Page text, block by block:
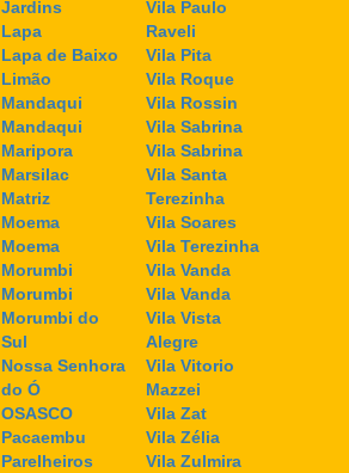
Jardins
Lapa
Lapa de Baixo
Limão
Mandaqui
Mandaqui
Maripora
Marsilac
Matriz
Moema
Moema
Morumbi
Morumbi
Morumbi do
Sul
Nossa Senhora
do Ó
OSASCO
Pacaembu
Parelheiros
Vila Paulo
Raveli
Vila Pita
Vila Roque
Vila Rossin
Vila Sabrina
Vila Sabrina
Vila Santa
Terezinha
Vila Soares
Vila Terezinha
Vila Vanda
Vila Vanda
Vila Vista
Alegre
Vila Vitorio
Mazzei
Vila Zat
Vila Zélia
Vila Zulmira